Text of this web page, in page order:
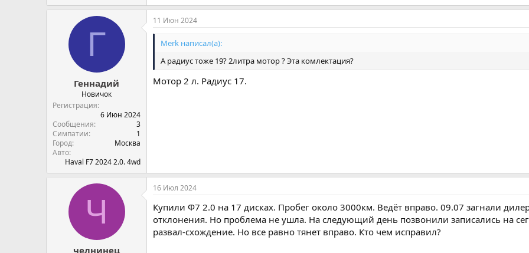
Г
Геннадий
Новичок
Регистрация
6 Июн 2024
Сообщения
3
Симпатии
1
Город
Москва
Авто
Haval F7 2024 2.0. 4wd
11 Июн 2024
Merk написал(а):
А радиус тоже 19? 2литра мотор ? Эта комлектация?
Мотор 2 л. Радиус 17.
Ч
челнинец
16 Июл 2024
Купили Ф7 2.0 на 17 дисках. Пробег около 3000км. Ведёт вправо. 09.07 загнали
отклонения. Но проблема не ушла. На следующий день позвонили записались на
развал-схождение. Но все равно тянет вправо. Кто чем исправил?